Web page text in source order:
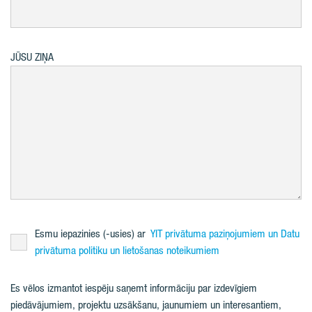
JŪSU ZIŅA
Esmu iepazinies (-usies) ar YIT privātuma paziņojumiem un Datu
privātuma politiku un lietošanas noteikumiem
Es vēlos izmantot iespēju saņemt informāciju par izdevīgiem
piedāvājumiem, projektu uzsākšanu, jaunumiem un interesantiem,